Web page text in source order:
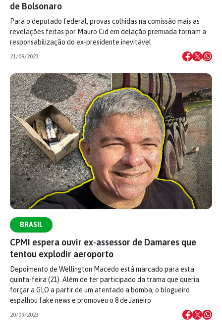
de Bolsonaro
Para o deputado federal, provas colhidas na comissão mais as
revelações feitas por Mauro Cid em delação premiada tornam a
responsabilização do ex-presidente inevitável
21/09/2023
BRASIL
CPMI espera ouvir ex-assessor de Damares que
tentou explodir aeroporto
Depoimento de Wellington Macedo está marcado para esta
quinta-feira (21). Além de ter participado da trama que queria
forçar a GLO a partir de um atentado a bomba, o blogueiro
espalhou fake news e promoveu o 8 de Janeiro
20/09/2023